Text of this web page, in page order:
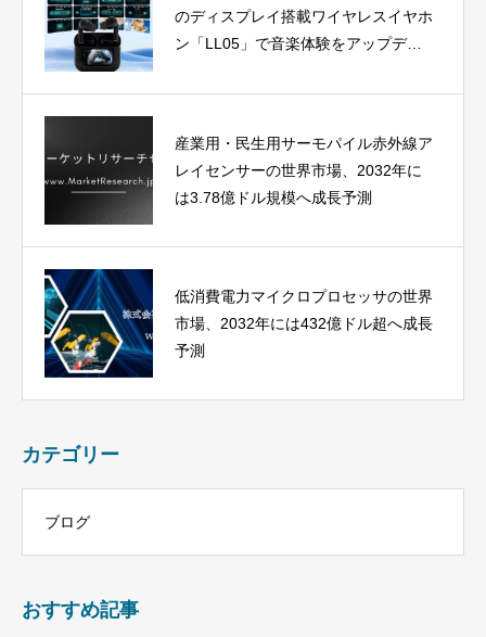
のディスプレイ搭載ワイヤレスイヤホ
ン「LL05」で音楽体験をアップデー
産業用・民生用サーモパイル赤外線ア
レイセンサーの世界市場、2032年に
は3.78億ドル規模へ成長予測
低消費電力マイクロプロセッサの世界
市場、2032年には432億ドル超へ成長
予測
カテゴリー
ブログ
おすすめ記事